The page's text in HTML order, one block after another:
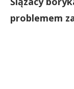
problemem